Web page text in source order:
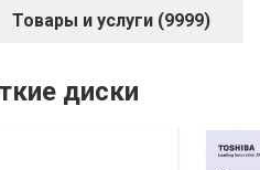
Товары и услуги (9999)
диски